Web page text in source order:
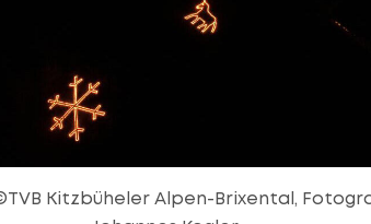
Kitzbüheler Alpen-Brixental,